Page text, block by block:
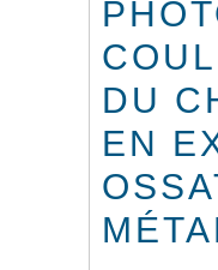
DU
EN